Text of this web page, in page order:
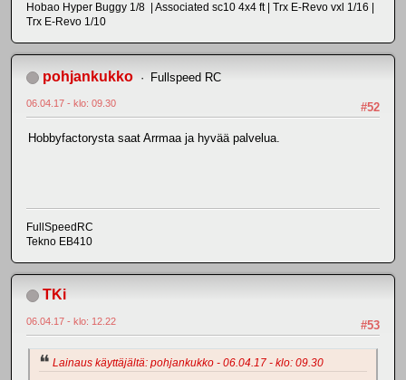
Hobao Hyper Buggy 1/8 | Associated sc10 4x4 ft | Trx E-Revo vxl 1/16 |
Trx E-Revo 1/10
pohjankukko Fullspeed RC
#52
06.04.17 - klo: 09.30
Hobbyfactorysta saat Arrmaa ja hyvää palvelua.
FullSpeedRC
Tekno EB410
TKi
#53
06.04.17 - klo: 12.22
Lainaus käyttäjältä: pohjankukko - 06.04.17 - klo: 09.30